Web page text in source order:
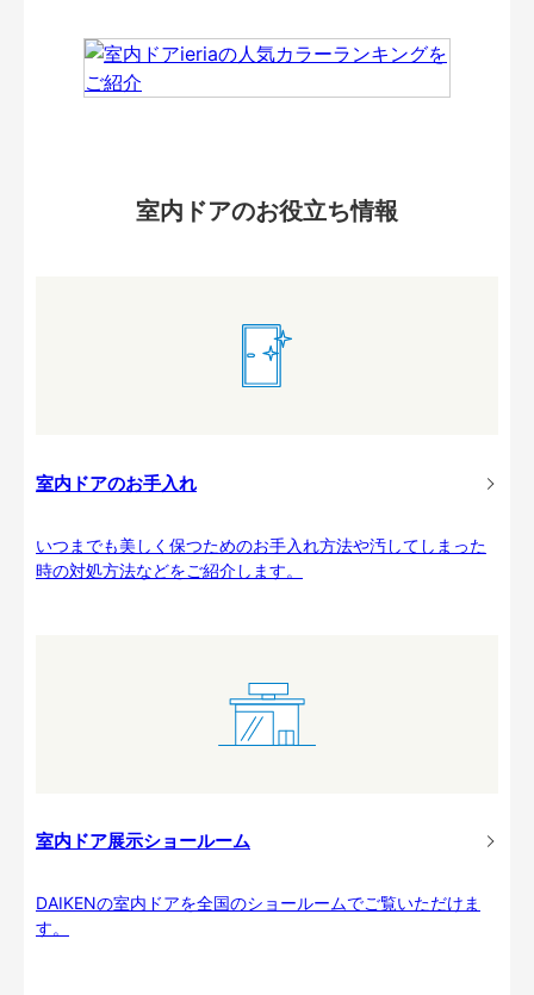
室内ドアのお役立ち情報
室内ドアのお手入れ
いつまでも美しく保つためのお手入れ方法や汚してしまった
時の対処方法などをご紹介します。
室内ドア展示ショールーム
DAIKENの室内ドアを全国のショールームでご覧いただけま
す。